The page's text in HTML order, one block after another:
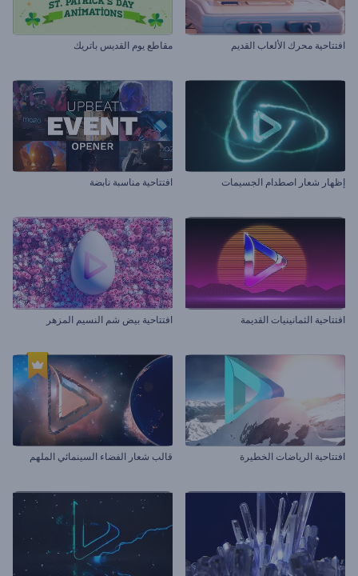
افتتاحية محرك الألعاب القديم مقاطع يوم القديس باتريك
إظهار شعار اصطدام الجسيمات افتتاحية مناسبة نابضة
افتتاحية الثمانينيات القديمة افتتاحية بيض شم النسيم المزهر
افتتاحية الرياضات الخطيرة قالب شعار الفضاء السينمائي الملهم